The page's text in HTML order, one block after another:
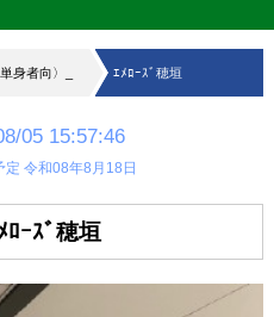
身者向〉_ ｴﾒﾛｰｽﾞ穂垣
05 15:57:46
定 令和08年8月18日
ｰｽﾞ穂垣